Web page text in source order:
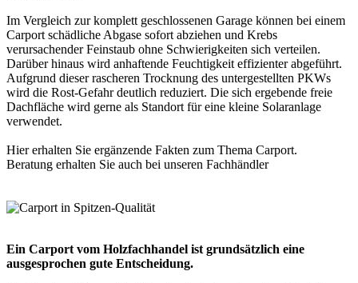
Im Vergleich zur komplett geschlossenen Garage können bei einem
Carport schädliche Abgase sofort abziehen und Krebs
verursachender Feinstaub ohne Schwierigkeiten sich verteilen.
Darüber hinaus wird anhaftende Feuchtigkeit effizienter abgeführt.
Aufgrund dieser rascheren Trocknung des untergestellten PKWs
wird die Rost-Gefahr deutlich reduziert. Die sich ergebende freie
Dachfläche wird gerne als Standort für eine kleine Solaranlage
verwendet.
Hier erhalten Sie ergänzende Fakten zum Thema Carport.
Beratung erhalten Sie auch bei unseren Fachhändler
Ein Carport vom Holzfachhandel ist grundsätzlich eine
ausgesprochen gute Entscheidung.